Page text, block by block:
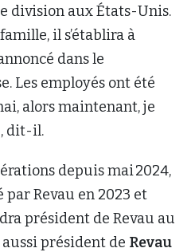
division aux États-Unis.
il s’établira à
dans le
Les employés ont été
alors maintenant, je
dit-il.
depuis mai 2024,
par Revau en 2023 et
président de Revau au
aussi président de Revau